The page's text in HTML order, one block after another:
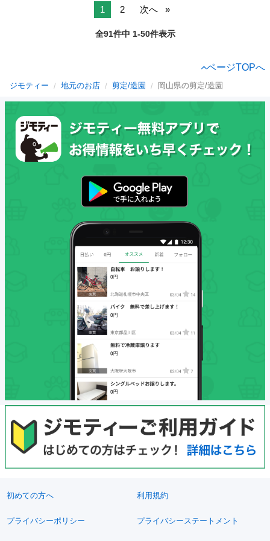
1 2 次へ
全91件中 1-50件表示
ページTOPへ
ジモティー 地元のお店 剪定/造園 岡山県の剪定/造園
初めての方へ 利用規約
プライバシーポリシー プライバシーステートメント